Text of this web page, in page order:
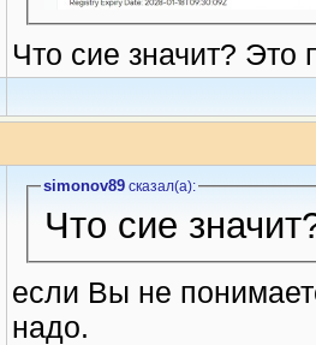
Что сие значит? Это
simonov89сказал(a):
Что сие
если Вы не
надо.